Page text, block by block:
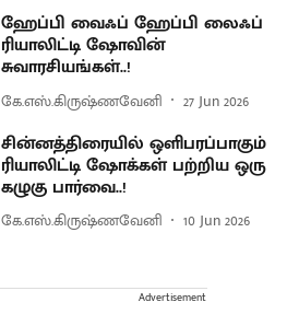
ஹேப்பி வைஃப் ஹேப்பி லைஃப்
ரியாலிட்டி ஷோவின்
சுவாரசியங்கள்..!
கே.எஸ்.கிருஷ்ணவேனி 27 Jun 2026
சின்னத்திரையில் ஒளிபரப்பாகும்
ரியாலிட்டி ஷோக்கள் பற்றிய ஒரு
கழுகு பார்வை..!
கே.எஸ்.கிருஷ்ணவேனி 10 Jun 2026
Advertisement